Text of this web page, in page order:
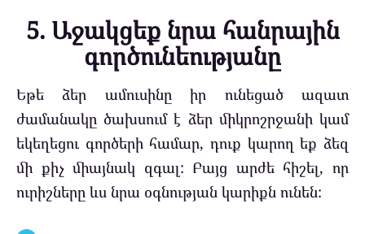
5. Աջակցեք նրա հանրային
գործունեությանը
Եթե ձեր ամուսինը իր ունեցած ազատ
ժամանակը ծախսում է ձեր միկրոշրջանի կամ
եկեղեցու գործերի համար, դուք կարող եք ձեզ
մի քիչ միայնակ զգալ: Բայց արժե հիշել, որ
ուրիշները ևս նրա օգնության կարիքն ունեն: